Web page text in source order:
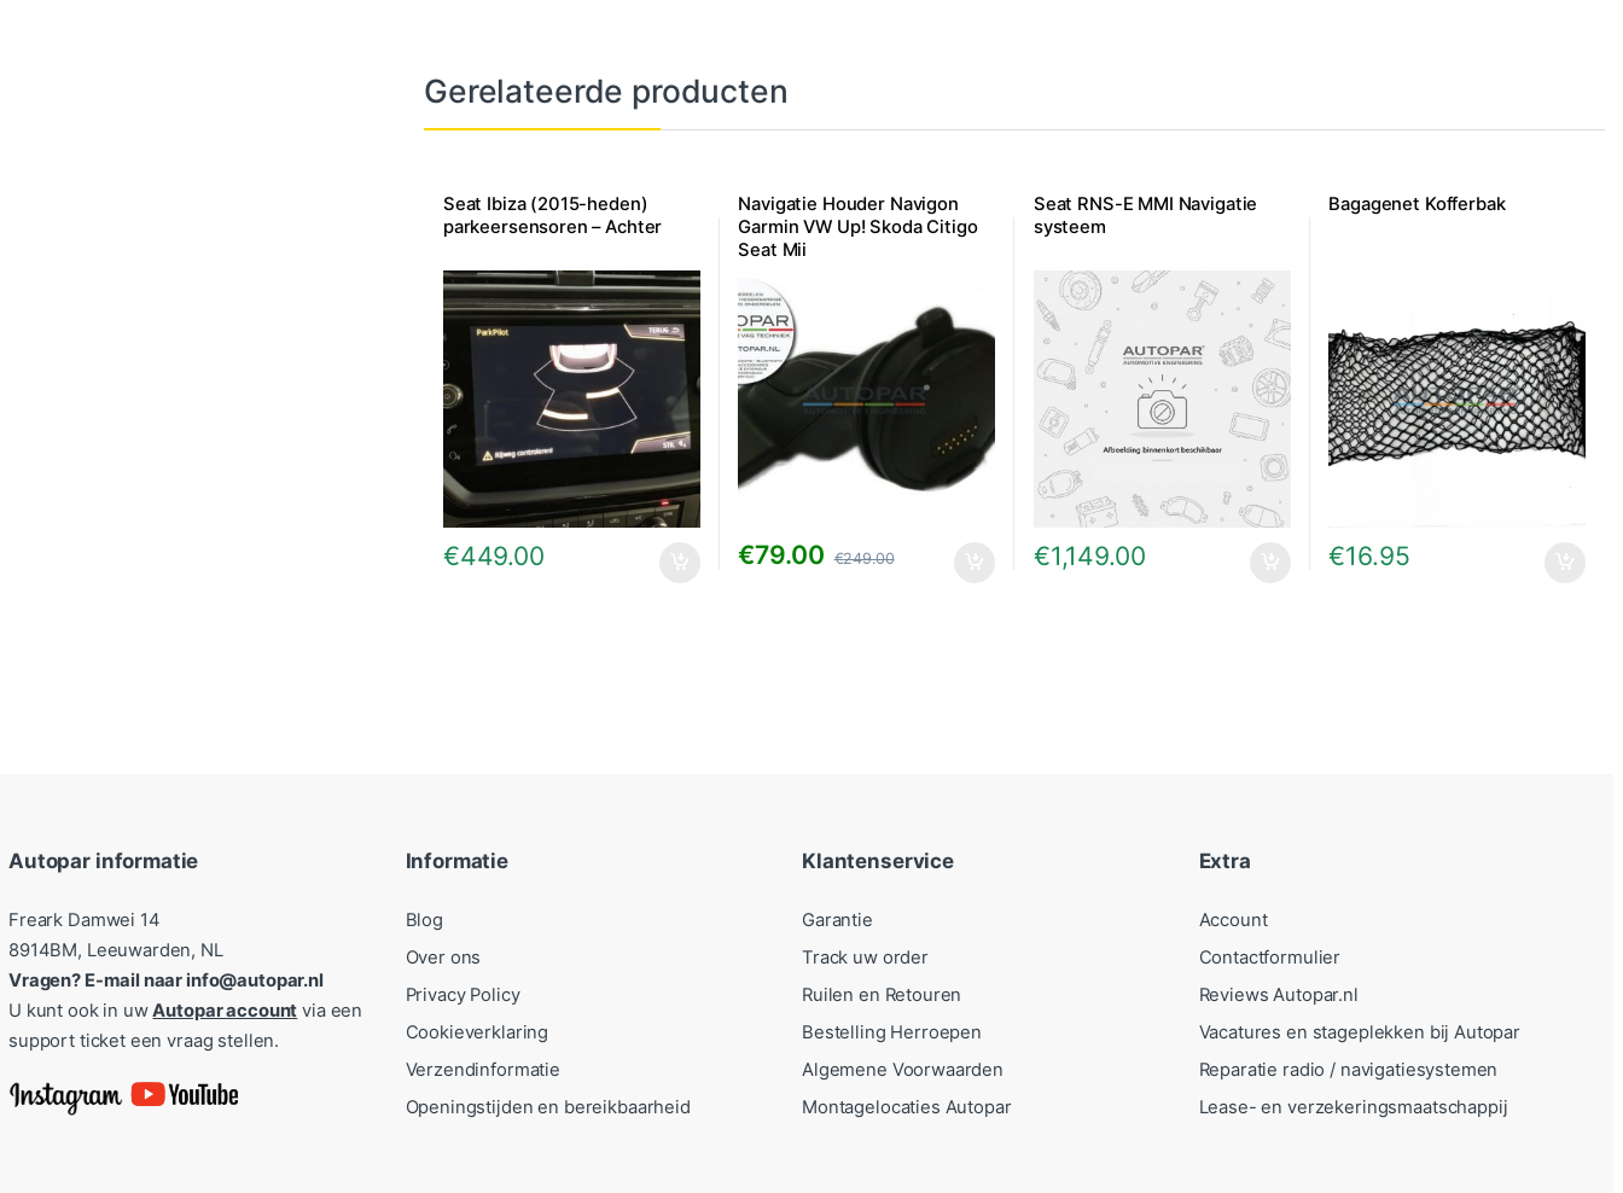
Gerelateerde producten
Seat Ibiza (2015-heden)
parkeersensoren – Achter
€449.00
Navigatie Houder Navigon
Garmin VW Up! Skoda Citigo
Seat Mii
€79.00 €249.00
Seat RNS-E MMI Navigatie
systeem
€1,149.00
Bagagenet Kofferbak
€16.95
Autopar informatie
Freark Damwei 14
8914BM, Leeuwarden, NL
Vragen? E-mail naar info@autopar.nl
U kunt ook in uwAutopar account via een
support ticket een vraag stellen.
Informatie
Blog
Over ons
Privacy Policy
Cookieverklaring
Verzendinformatie
Openingstijden en bereikbaarheid
Klantenservice
Garantie
Track uw order
Ruilen en Retouren
Bestelling Herroepen
Algemene Voorwaarden
Montagelocaties Autopar
Extra
Account
Contactformulier
Reviews Autopar.nl
Vacatures en stageplekken bij Autopar
Reparatie radio / navigatiesystemen
Lease- en verzekeringsmaatschappij